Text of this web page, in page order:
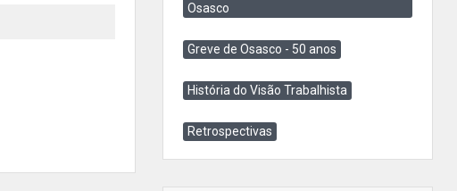
Osasco
Greve de Osasco - 50 anos
História do Visão Trabalhista
Retrospectivas